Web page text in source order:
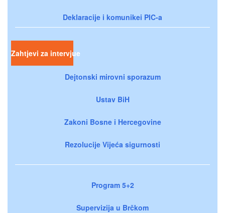
Deklaracije i komunikei PIC-a
Zahtjevi za intervjue
Dejtonski mirovni sporazum
Ustav BiH
Zakoni Bosne i Hercegovine
Rezolucije Vijeća sigurnosti
Program 5+2
Supervizija u Brčkom